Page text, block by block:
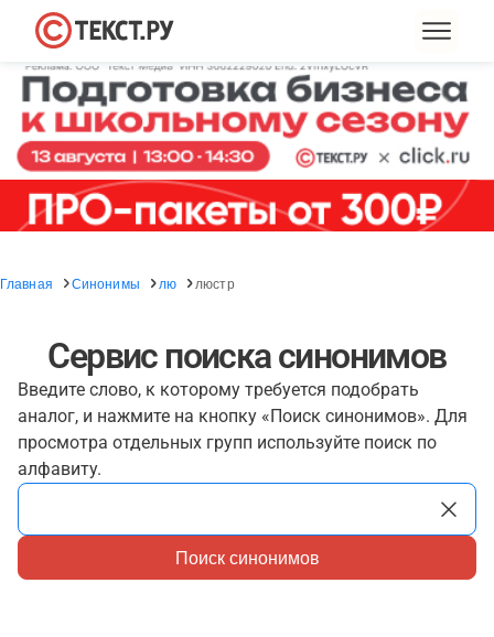
Главная Синонимы лю люстр
Сервис поиска синонимов
Введите слово, к которому требуется подобрать
аналог, и нажмите на кнопку «Поиск синонимов». Для
просмотра отдельных групп используйте поиск по
алфавиту.
Поиск синонимов